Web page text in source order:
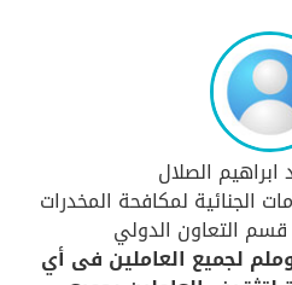
ابراهيم الصلال
الجنائية لمكافحة المخدرات
التعاون الدولي
لجميع العاملين فى أي